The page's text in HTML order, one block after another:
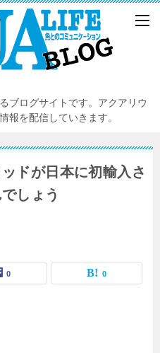
ブログサイトです。アクアリウ
報を配信していきます。
ドが日本に初輸入さ
しょう
0 0